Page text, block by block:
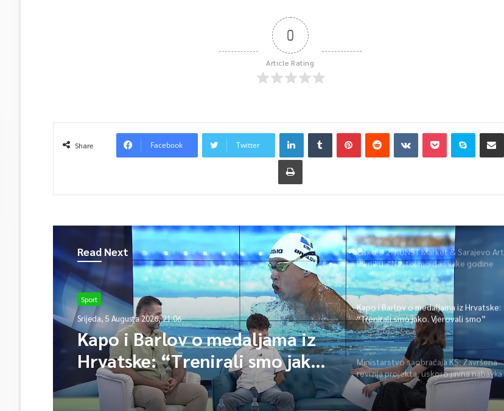
0
Article Rating
Share Facebook Twitter
Read Next
Sport
Srijeda, 5 Augusta 2026, 21:06
Kapo i Barlov o medaljama iz
Hrvatske: “Trenirali smo jako.
Vjerovali smo”
Žiško o 2. KUNST Market & Sarajevo Art
Pikniku: “Nastojimo da svake godine
ponudimo više događaja” (video)
Kapo i Barlov o medaljama iz Hrvatske:
“Trenirali smo jako. Vjerovali smo”
Ministarstvo saobraćaja KS: Završena
revizija projekta, uskoro javna nabavka
za obnovu mosta u ulici Ive Andrića